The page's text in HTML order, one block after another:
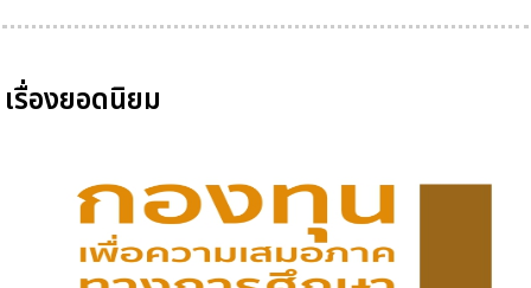
เรื่องยอดนิยม